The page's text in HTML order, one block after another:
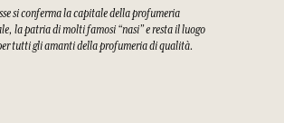
si conferma la capitale della profumeria
la patria di molti famosi “nasi” e resta il luogo
tutti gli amanti della profumeria di qualità.